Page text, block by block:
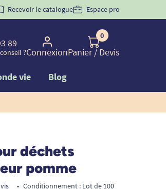
1ère commande d'incontinence
Recevoir le catalogue Espace pro
89
?Connexion
0
Panier/ Devis
vie Blog
déchets
pomme
• Conditionnement : Lot de 100